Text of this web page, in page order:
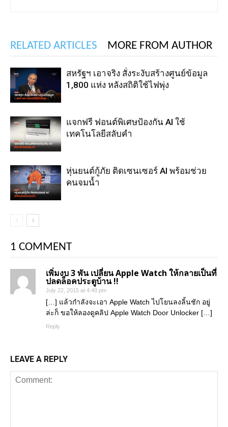
RELATED ARTICLES MORE FROM AUTHOR
สหรัฐฯ เอาจริง สั่งระงับสร้างศูนย์ข้อมูล
1,800 แห่ง หลังสถิติใช้ไฟพุ่ง
แจกฟรี ฟอนต์พิเศษป้องกัน AI ใช้
เทคโนโลยีสลับคำ
หุ่นยนต์กู้ภัย ติดเซนเซอร์ AI พร้อมช่วย
คนจมน้ำ
1 COMMENT
เพิ่มงบ 3 พัน เปลี่ยน Apple Watch ให้กลายเป็นที่
ปลดล็อคประตูบ้าน !!
July 22, 2015 at 4:49 pm
[…] แล้วกำลังจะเอา Apple Watch ไปโยนลงลิ้นชัก อยู่
ล่ะก็ ขอให้ลองดูคลิป Apple Watch Door Unlocker […]
Reply
LEAVE A REPLY